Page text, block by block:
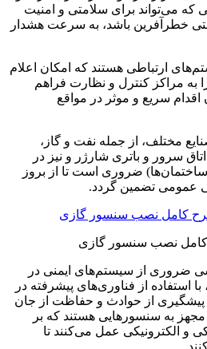
می‌تواند برای سلامتی و امنیت
خطرآفرین باشد، به سرعت هشدار
ارتباطی هستند که امکان اعلام
مراکز کنترل و نظارت فراهم
اقدام سریع و موثر در مواقع
مختلف، از جمله نفت و گاز،
سرور و باتری شارژر و نیز در
ضروری است تا از بروز
عمومی تضمین گردد.
کامل نصب سنسور گازی
ضروری از سیستم‌های ایمنی در
از فناوری‌های پیشرفته در
از حوادث و حفاظت از جان
مجهز به سنسورهایی هستند که بر
و الکترونیکی عمل می‌کنند تا